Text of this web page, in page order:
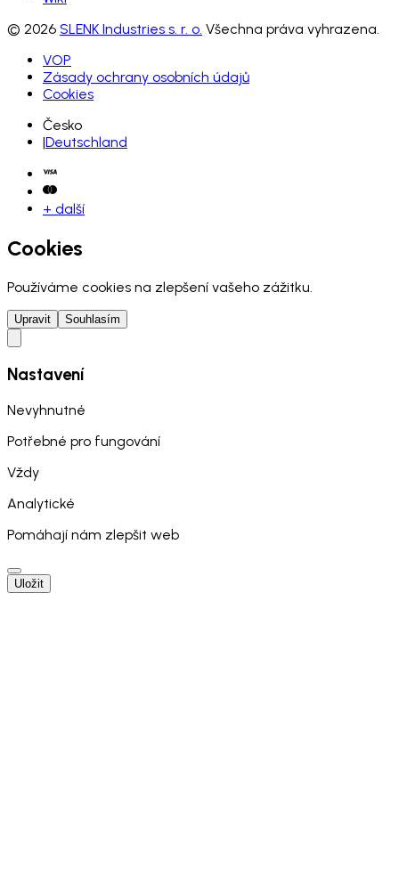
© 2026 SLENK Industries s. r. o. Všechna práva vyhrazena.
VOP
Zásady ochrany osobních údajů
Cookies
Česko
|Deutschland
+ další
Cookies
Používáme cookies na zlepšení vašeho zážitku.
Upravit Souhlasím
Nastavení
Nevyhnutné
Potřebné pro fungování
Vždy
Analytické
Pomáhají nám zlepšit web
Uložit